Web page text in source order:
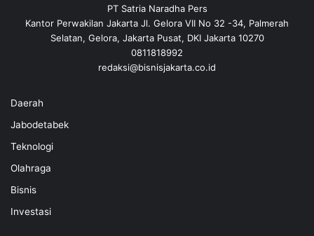
PT Satria Naradha Pers
Kantor Perwakilan Jakarta Jl. Gelora VII No 32 -34, Palmerah
Selatan, Gelora, Jakarta Pusat, DKI Jakarta 10270
0811818992
redaksi@bisnisjakarta.co.id
Daerah
Jabodetabek
Teknologi
Olahraga
Bisnis
Investasi